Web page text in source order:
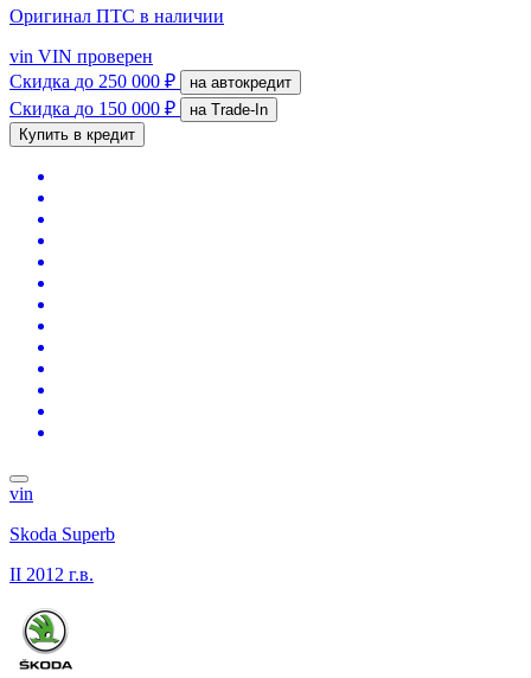
Оригинал ПТС в наличии
vin VIN проверен
Скидка до 250 000 ₽ на автокредит
Скидка до 150 000 ₽
на Trade-In
Купить в кредит
vin
Skoda Superb
II 2012 г.в.